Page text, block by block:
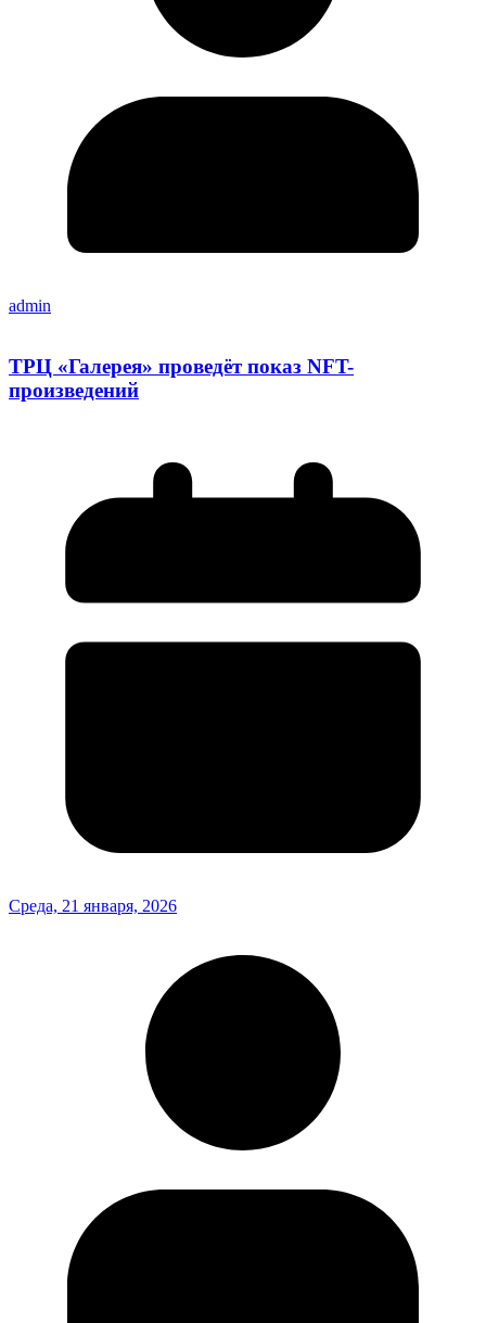
admin
ТРЦ «Галерея» проведёт показ NFT-
произведений
Среда, 21 января, 2026